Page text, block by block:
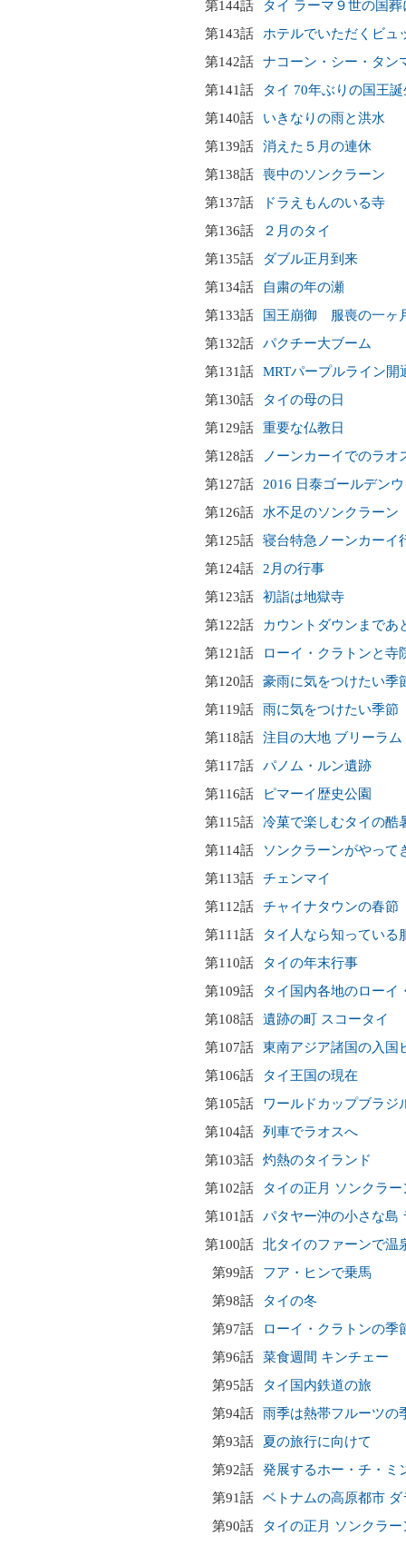
第144話
タイ ラーマ９世の国
第143話
ホテルでいただくビュ
第142話
ナコーン・シー・タン
第141話
タイ 70年ぶりの国王
第140話
いきなりの雨と洪水
第139話
消えた５月の連休
第138話
喪中のソンクラーン
第137話
ドラえもんのいる寺
第136話
２月のタイ
第135話
ダブル正月到来
第134話
自粛の年の瀬
第133話
国王崩御 服喪の一ヶ
第132話
パクチー大ブーム
第131話
MRTパープルライン開
第130話
タイの母の日
第129話
重要な仏教日
第128話
ノーンカーイでのラオ
第127話
2016 日泰ゴールデン
第126話
水不足のソンクラーン
第125話
寝台特急ノーンカーイ
第124話
2月の行事
第123話
初詣は地獄寺
第122話
カウントダウンまであ
第121話
ローイ・クラトンと寺
第120話
豪雨に気をつけたい季
第119話
雨に気をつけたい季節
第118話
注目の大地 ブリーラム
第117話
パノム・ルン遺跡
第116話
ピマーイ歴史公園
第115話
冷菓で楽しむタイの酷
第114話
ソンクラーンがやって
第113話
チェンマイ
第112話
チャイナタウンの春節
第111話
タイ人なら知っている
第110話
タイの年末行事
第109話
タイ国内各地のローイ
第108話
遺跡の町 スコータイ
第107話
東南アジア諸国の入国
第106話
タイ王国の現在
第105話
ワールドカップブラジ
第104話
列車でラオスへ
第103話
灼熱のタイランド
第102話
タイの正月 ソンクラー
第101話
パタヤー沖の小さな島
第100話
北タイのファーンで温
第99話
フア・ヒンで乗馬
第98話
タイの冬
第97話
ローイ・クラトンの季
第96話
菜食週間 キンチェー
第95話
タイ国内鉄道の旅
第94話
雨季は熱帯フルーツの
第93話
夏の旅行に向けて
第92話
発展するホー・チ・ミ
第91話
ベトナムの高原都市 ダ
第90話
タイの正月 ソンクラー